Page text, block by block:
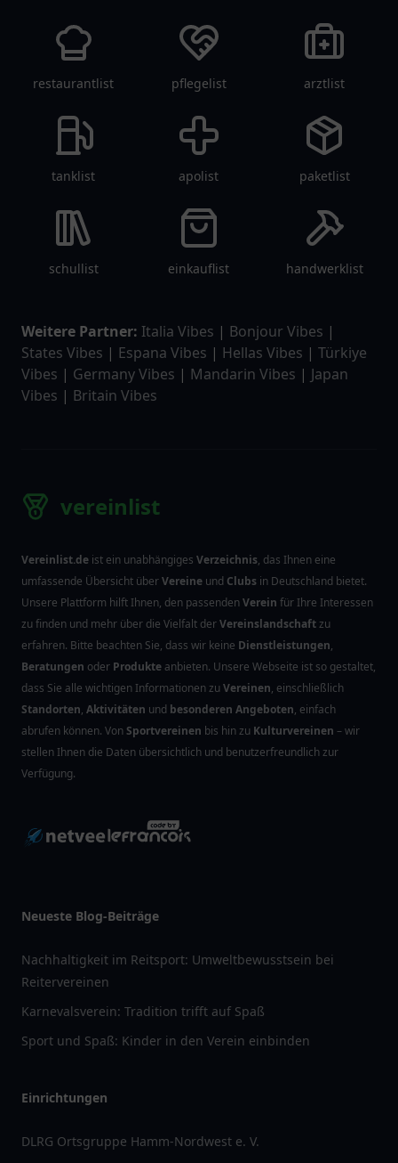
restaurantlist pflegelist arztlist
tanklist apolist paketlist
schullist einkauflist handwerklist
Weitere Partner: Italia Vibes | Bonjour Vibes |
States Vibes | Espana Vibes | Hellas Vibes | Türkiye
Vibes | Germany Vibes | Mandarin Vibes | Japan
Vibes | Britain Vibes
vereinlist
Vereinlist.de ist ein unabhängiges Verzeichnis, das Ihnen eine
umfassende Übersicht überVereine und Clubs in Deutschland bietet.
Unsere Plattform hilft Ihnen, den passendenVerein für Ihre Interessen
zu finden und mehr über die Vielfalt derVereinslandschaftzu
erfahren. Bitte beachten Sie, dass wir keine Dienstleistungen,
Beratungen oder Produkte anbieten. Unsere Webseite ist so gestaltet,
dass Sie alle wichtigen Informationen zu Vereinen, einschließlich
Standorten, Aktivitäten und besonderen Angeboten, einfach
abrufen können. VonSportvereinen bis hin zu Kulturvereinen – wir
stellen Ihnen die Daten übersichtlich und benutzerfreundlich zur
Verfügung.
Neueste Blog-Beiträge
Nachhaltigkeit im Reitsport: Umweltbewusstsein bei
Reitervereinen
Karnevalsverein: Tradition trifft auf Spaß
Sport und Spaß: Kinder in den Verein einbinden
Einrichtungen
DLRG Ortsgruppe Hamm-Nordwest e. V.